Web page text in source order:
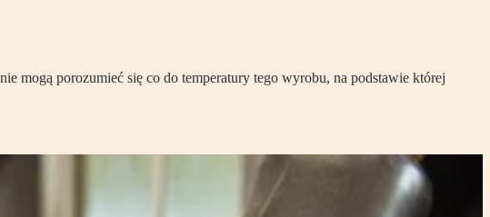
mogą porozumieć się co do temperatury tego wyrobu, na podstawie której